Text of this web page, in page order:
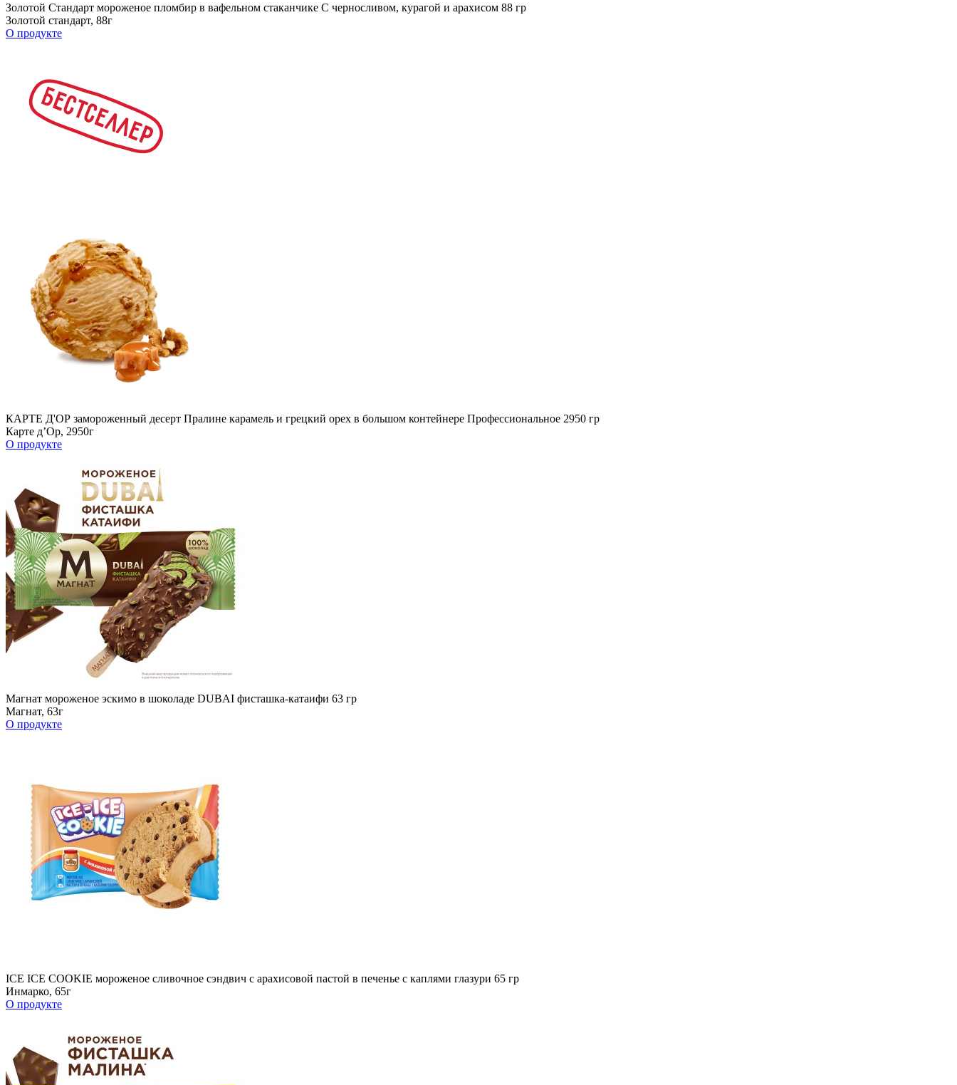
Золотой Стандарт мороженое пломбир в вафельном стаканчике С черносливом, курагой и арахисом 88 гр
Золотой стандарт, 88г
О продукте
КАРТЕ Д'ОР замороженный десерт Пралине карамель и грецкий орех в большом контейнере Профессиональное 2950 гр
Карте д’Ор, 2950г
О продукте
Магнат мороженое эскимо в шоколаде DUBAI фисташка-катаифи 63 гр
Магнат, 63г
О продукте
ICE ICE COOKIE мороженое сливочное сэндвич с арахисовой пастой в печенье с каплями глазури 65 гр
Инмарко, 65г
О продукте